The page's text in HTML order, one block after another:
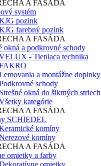
systém
pozink
farebný pozink
okná a podkrovné schody
- Tieniaca technika
a montážne doplnky
schody
Strešné okná do šikmých striech
kategórie
SCHIEDEL
komíny
komíny
omietky a farby
omietky